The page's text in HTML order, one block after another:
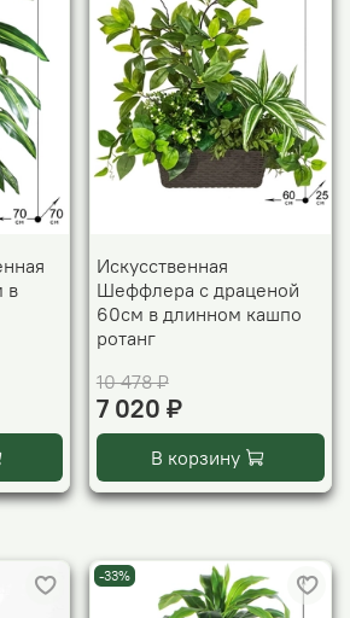
в
Искусственная
Шеффлера с драценой
60см в длинном кашпо
ротанг
10 478 ₽
7 020 ₽
В корзину
-33%